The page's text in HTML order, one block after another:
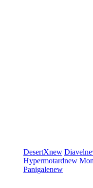
DesertXnew Diavel
Hypermotardnew
Panigalenew